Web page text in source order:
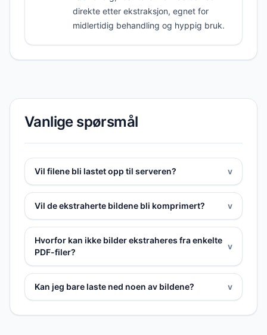
direkte etter ekstraksjon, egnet for
midlertidig behandling og hyppig bruk.
Vanlige spørsmål
Vil filene bli lastet opp til serveren? v
Vil de ekstraherte bildene bli komprimert? v
Hvorfor kan ikke bilder ekstraheres fra enkelte
PDF-filer?
v
Kan jeg bare laste ned noen av bildene? v